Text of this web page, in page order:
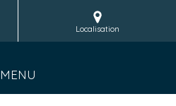
Localisation
MENU